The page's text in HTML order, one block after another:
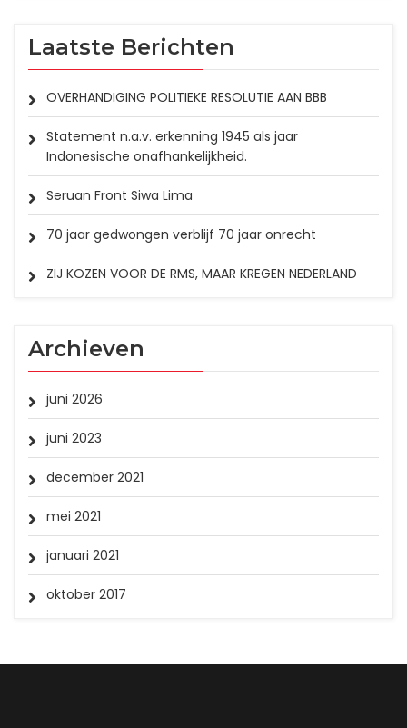
Laatste Berichten
OVERHANDIGING POLITIEKE RESOLUTIE AAN BBB
Statement n.a.v. erkenning 1945 als jaar
Indonesische onafhankelijkheid.
Seruan Front Siwa Lima
70 jaar gedwongen verblijf 70 jaar onrecht
ZIJ KOZEN VOOR DE RMS, MAAR KREGEN NEDERLAND
Archieven
juni 2026
juni 2023
december 2021
mei 2021
januari 2021
oktober 2017